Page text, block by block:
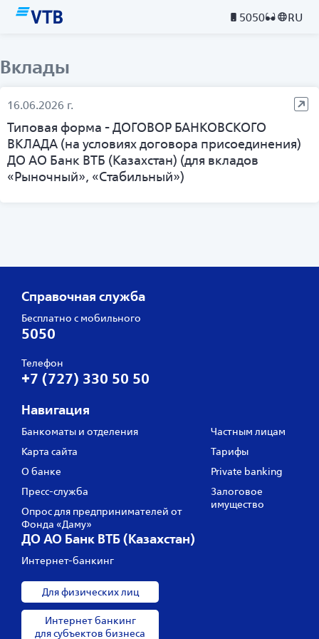
5050 RU
Вклады
16.06.2026 г.
Типовая форма - ДОГОВОР БАНКОВСКОГО
ВКЛАДА (на условиях договора присоединения)
ДО АО Банк ВТБ (Казахстан) (для вкладов
«Рыночный», «Стабильный»)
Справочная служба
Бесплатно с мобильного
5050
Телефон
+7 (727) 330 50 50
Навигация
Банкоматы и отделения
Карта сайта
О банке
Пресс‑служба
Опрос для предпринимателей от
Фонда «Даму»
Частным лицам
Тарифы
Private banking
Залоговое
имущество
ДО АО Банк ВТБ (Казахстан)
Интернет-банкинг
Для физических лиц
Интернет банкинг
для субъектов бизнеса